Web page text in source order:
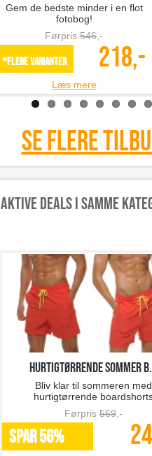
Gem de bedste minder i en flot
fotobog!
Førpris 546,-
*Flere varianter 218,-
Læs mere
Se flere
Aktive deals i samme
hurtigtørrende sommer
Bliv klar til sommeren med
hurtigtørrende
Førpris569,-
SPAR 56%